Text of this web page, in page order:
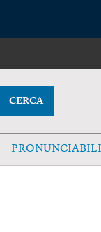
CERCA